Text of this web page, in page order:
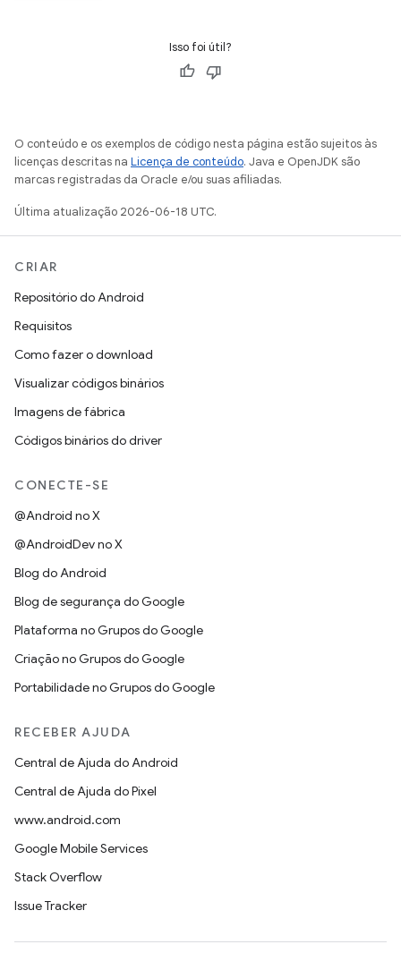
Isso foi útil?
O conteúdo e os exemplos de código nesta página estão sujeitos às
licenças descritas na Licença de conteúdo. Java e OpenJDK são
marcas registradas da Oracle e/ou suas afiliadas.
Última atualização 2026-06-18 UTC.
CRIAR
Repositório do Android
Requisitos
Como fazer o download
Visualizar códigos binários
Imagens de fábrica
Códigos binários do driver
CONECTE-SE
@Android no X
@AndroidDev no X
Blog do Android
Blog de segurança do Google
Plataforma no Grupos do Google
Criação no Grupos do Google
Portabilidade no Grupos do Google
RECEBER AJUDA
Central de Ajuda do Android
Central de Ajuda do Pixel
www.android.com
Google Mobile Services
Stack Overflow
Issue Tracker